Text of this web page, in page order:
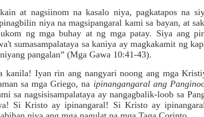
at nagsiinom na kasalo niya, pagkatapos na
niya na magsipangaral kami sa bayan, at
ng mga buhay at ng mga patay. Siya ang
sumasampalataya sa kaniya ay magkakamit ng
pangalan” (Mga Gawa 10:41-43).
kanila! Iyan rin ang nangyari noong ang mga
sa mga Griego, na ipinangangaral ang
sa nagsisisampalataya ay nangagbalik-loob sa
Si Kristo ay ipinangaral! Si Kristo ay